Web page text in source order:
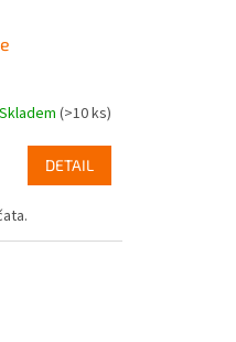
Skladem (>10 ks)
DETAIL